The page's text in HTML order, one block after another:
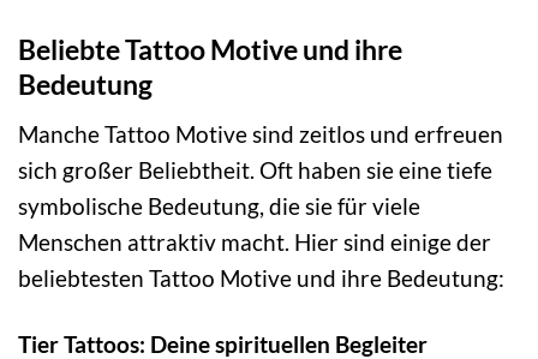
Beliebte Tattoo Motive und ihre
Bedeutung
Manche Tattoo Motive sind zeitlos und erfreuen
sich großer Beliebtheit. Oft haben sie eine tiefe
symbolische Bedeutung, die sie für viele
Menschen attraktiv macht. Hier sind einige der
beliebtesten Tattoo Motive und ihre Bedeutung:
Tier Tattoos: Deine spirituellen Begleiter